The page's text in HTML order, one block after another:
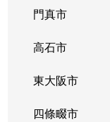
門真市
高石市
東大阪市
四條畷市